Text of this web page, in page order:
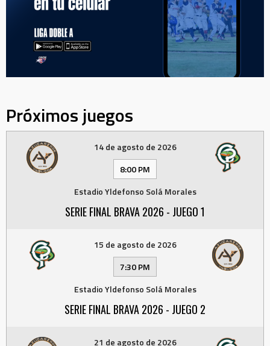
Próximos juegos
14 de agosto de 2026
8:00 PM
Estadio Yldefonso Solá Morales
SERIE FINAL BRAVA 2026 - JUEGO 1
15 de agosto de 2026
7:30 PM
Estadio Yldefonso Solá Morales
SERIE FINAL BRAVA 2026 - JUEGO 2
21 de agosto de 2026